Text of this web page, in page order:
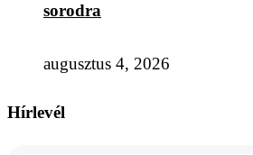
sorodra
augusztus 4, 2026
Hírlevél